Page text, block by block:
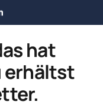
hat
erhältst